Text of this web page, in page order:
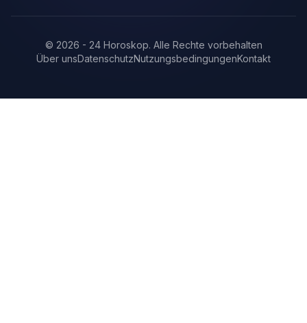
© 2026 - 24 Horoskop. Alle Rechte vorbehalten
Über unsDatenschutzNutzungsbedingungenKontakt